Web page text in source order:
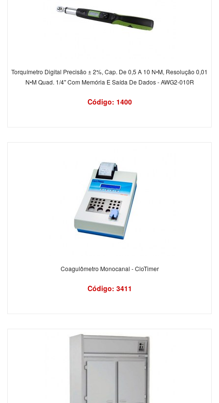
Torquímetro Digital Precisão ± 2%, Cap. De 0,5 A 10 N•M, Resolução 0,01
N•M Quad. 1/4'' Com Memória E Saída De Dados - AWG2-010R
Código: 1400
Coagulômetro Monocanal - CloTimer
Código: 3411